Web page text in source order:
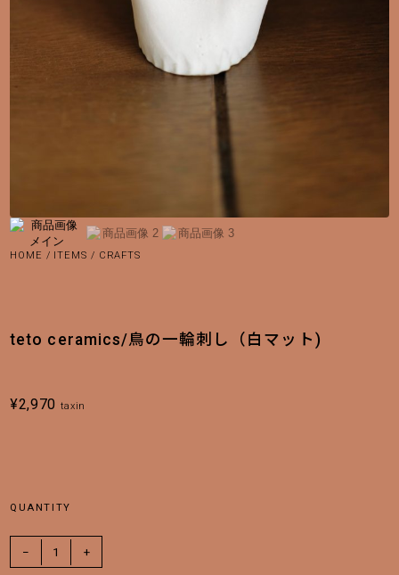
HOME / ITEMS / CRAFTS
teto ceramics/鳥の一輪刺し（白マット)
¥2,970 taxin
QUANTITY
− 1 +